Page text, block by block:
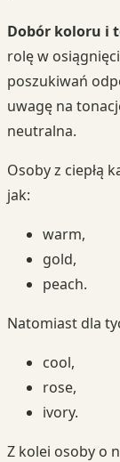
Dobór koloru i
rolę w
poszukiwań
uwagę na
neutralna.
Osoby z ciepłą
jak:
warm,
gold,
peach.
Natomiast dla
cool,
rose,
ivory.
Z kolei osoby o